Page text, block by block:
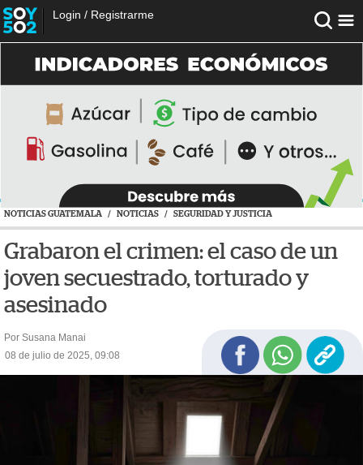
Login / Registrarme
NOTICIAS GUATEMALA / NOTICIAS / SEGURIDAD Y JUSTICIA
Grabaron el crimen: el caso de un
joven secuestrado, torturado y
asesinado
Por Susana Manai
08 de julio de 2025, 09:08